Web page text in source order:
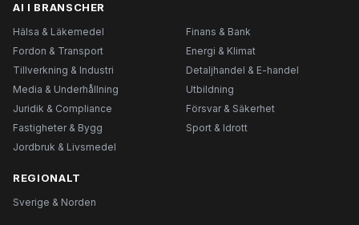
AI I BRANSCHER
Hälsa & Läkemedel
Finans & Bank
Fordon & Transport
Energi & Klimat
Tillverkning & Industri
Detaljhandel & E-handel
Media & Underhållning
Utbildning
Juridik & Compliance
Försvar & Säkerhet
Fastigheter & Bygg
Sport & Idrott
Jordbruk & Livsmedel
REGIONALT
Sverige & Norden